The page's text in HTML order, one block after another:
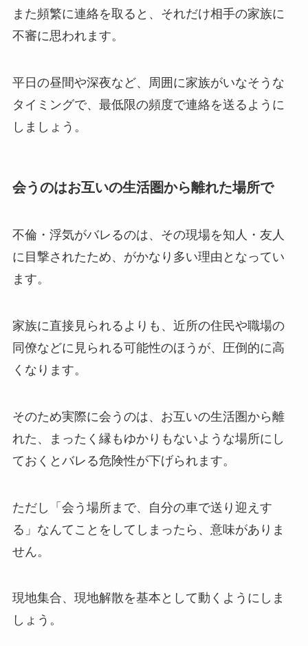
また頻繁に連絡を取ると、それだけ相手の家族に
不審に思われます。
平日の昼間や深夜など、周囲に家族がいなそうな
タイミングで、最低限の頻度で連絡を送るように
しましょう。
会うのはお互いの生活圏から離れた場所で
不倫・浮気がバレるのは、その現場を知人・友人
に目撃されたため、がかなり多い理由となってい
ます。
家族に直接見られるよりも、近所の住民や職場の
同僚などに見られる可能性のほうが、圧倒的に高
くなります。
そのため実際に会うのは、お互いの生活圏から離
れた、まったく縁もゆかりもないような場所にし
ておくとバレる危険性が下げられます。
ただし「会う場所まで、自分の車で送り迎えす
る」なんてことをしてしまったら、意味がありま
せん。
現地集合、現地解散を基本として動くようにしま
しょう。